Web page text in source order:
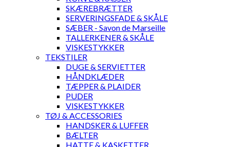
SKÆREBRÆTTER
SERVERINGSFADE & SKÅLE
SÆBER - Savon de Marseille
TALLERKENER & SKÅLE
VISKESTYKKER
TEKSTILER
DUGE & SERVIETTER
HÅNDKLÆDER
TÆPPER & PLAIDER
PUDER
VISKESTYKKER
TØJ & ACCESSORIES
HANDSKER & LUFFER
BÆLTER
HATTE & KASKETTER